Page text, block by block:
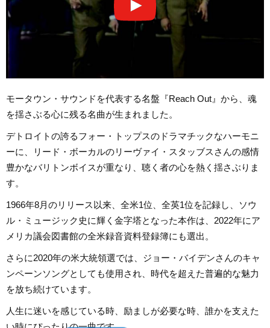
モータウン・サウンドを代表する名盤『Reach Out』から、魂
を揺さぶる心に残る名曲が生まれました。
デトロイトの誇るフォー・トップスのドラマチックなハーモニ
ーに、リード・ボーカルのリーヴァイ・スタッブスさんの感情
豊かなバリトンボイスが重なり、聴く者の心を熱く揺さぶりま
す。
1966年8月のリリース以来、全米1位、全英1位を記録し、ソウ
ル・ミュージック史に輝く金字塔となった本作は、2022年にア
メリカ議会図書館の全米録音資料登録簿にも選出。
さらに2020年の米大統領選では、ジョー・バイデンさんのキャ
ンペーンソングとしても使用され、時代を超えた普遍的な魅力
を放ち続けています。
人生に迷いを感じている時、励ましが必要な時、誰かを支えた